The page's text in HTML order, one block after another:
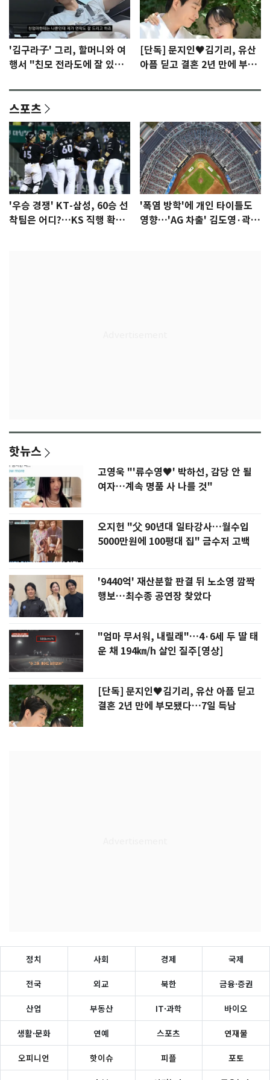
'김구라子' 그리, 할머니와 여
행서 "친모 전라도에 잘 있
[단독] 문지인♥김기리, 유산
아픔 딛고 결혼 2년 만에 부모
스포츠
'우승 경쟁' KT-삼성, 60승 선
착팀은 어디?…KS 직행 확률
'폭염 방학'에 개인 타이틀도
영향…'AG 차출' 김도영·곽빈
핫뉴스
고영욱 "'류수영♥' 박하선, 감당 안 될
여자…계속 명품 사 나를 것"
오지헌 "父 90년대 일타강사…월수입
5000만원에 100평대 집" 금수저 고백
'9440억' 재산분할 판결 뒤 노소영 깜짝
행보…최수종 공연장 찾았다
"엄마 무서워, 내릴래"…4·6세 두 딸 태
운 채 194㎞/h 살인 질주[영상]
[단독] 문지인♥김기리, 유산 아픔 딛고
결혼 2년 만에 부모됐다…7일 득남
정치 사회 경제 국제
전국 외교 북한 금융·증권
산업 부동산 IT·과학 바이오
생활·문화 연예 스포츠 연재물
오피니언 핫이슈 피플 포토